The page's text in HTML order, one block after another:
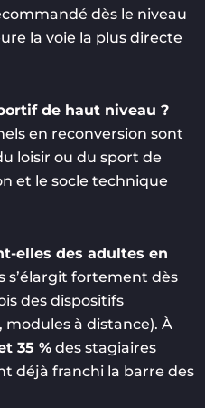
dès le niveau
la voie la plus directe
de haut niveau ?
en reconversion sont
loisir ou du sport de
et le socle technique
elles des adultes en
s’élargit fortement dès
des dispositifs
modules à distance). À
35 % des stagiaires
déjà franchi la barre des